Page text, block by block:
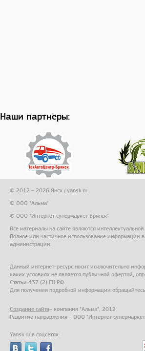
Наши партнеры:
© 2012 – 2026 Янск / yansk.ru
© ООО "Альма"
© ООО "Интернет супермаркет Брянск"
Все материалы на сайте являются
Полное или частичное использование информации
администрации.
Данный интернет-ресурс носит исключительно
каких условиях не является публичной офертой,
Статьи 437 (2) ГК РФ.
Для получения подробной информации
Создание сайта– компания "Альма", 2012
Развитие направления – ООО "Интернет
Yansk.ru в соцсетях: